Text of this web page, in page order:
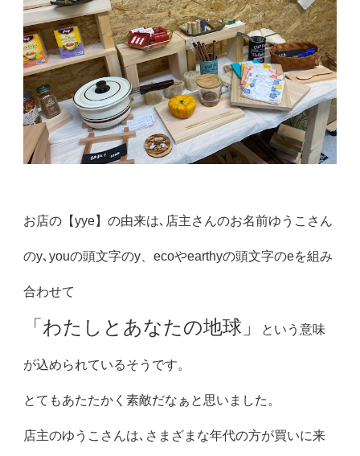
お店の【yye】の由来は､店主さんのお名前ゆうこさん
のy､youの頭文字のy、ecoやearthyの頭文字のeを組み
合わせて
「わたしとあなたの地球」 という意味
が込められているそうです。
とてもあたたかく素敵だなぁと思いました。
店主のゆうこさんは､さまざまな年代の方が買いに来